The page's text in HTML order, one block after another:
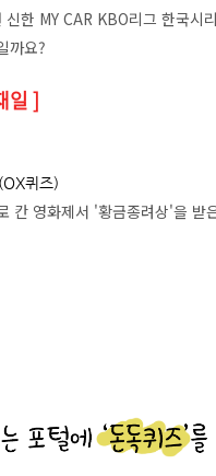
한 MY CAR KBO리그 한국시
까요?
일 ]
퀴즈)
칸 영화제서 '황금종려상'을 받